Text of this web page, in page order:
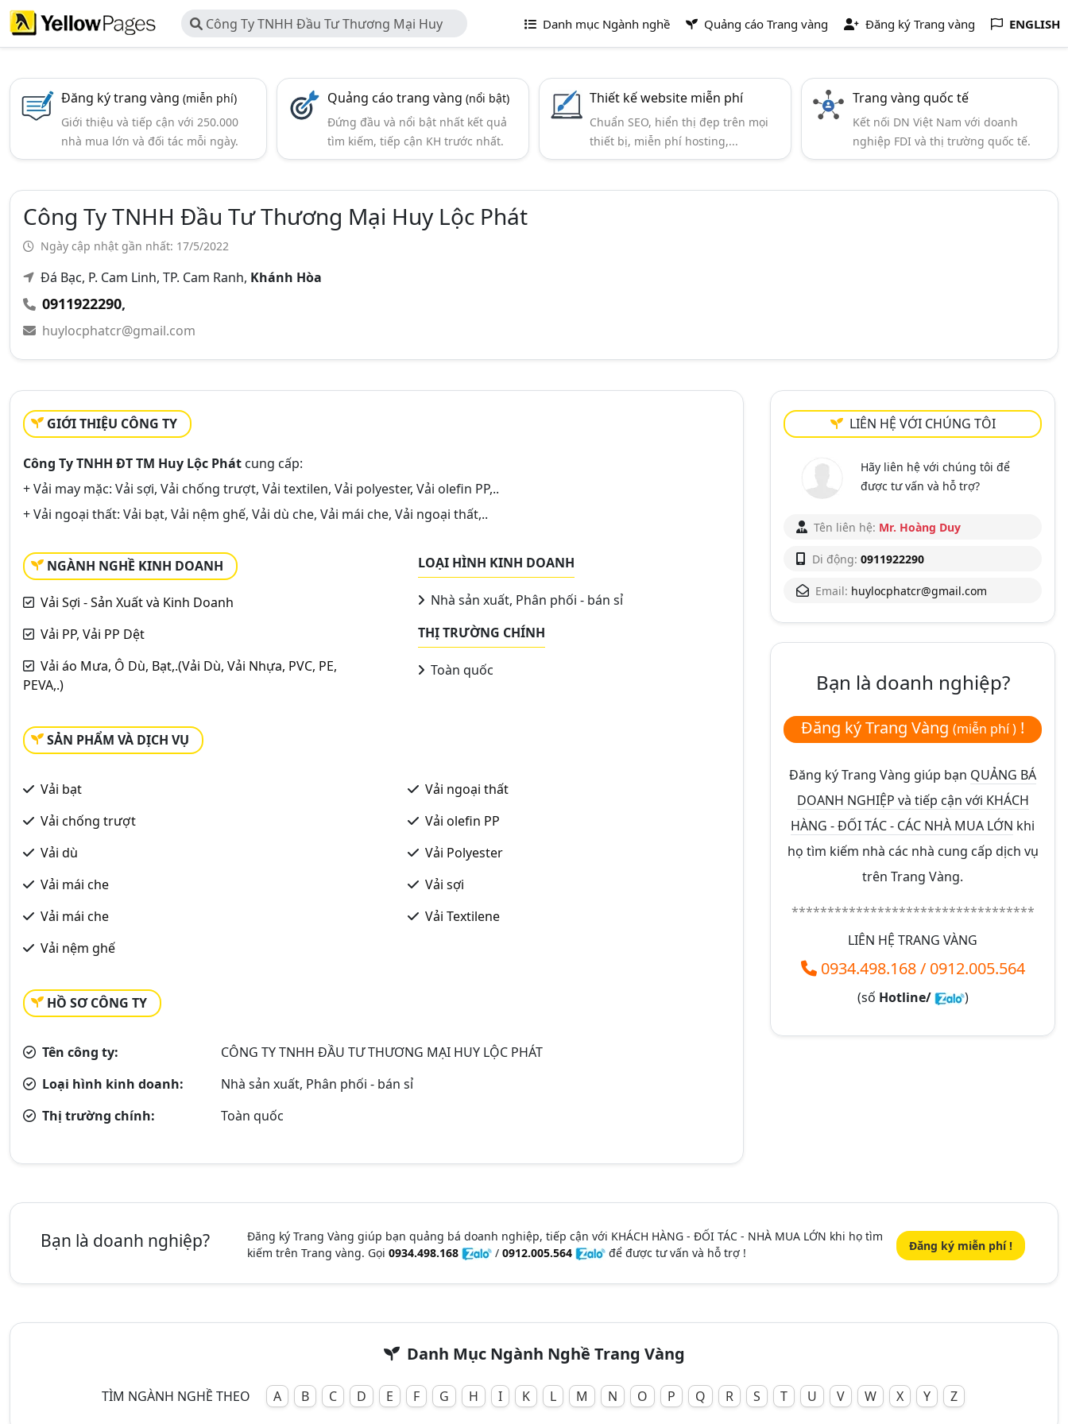
Công Ty TNHH Đầu Tư Thương Mại Huy
Lộc Phát
Danh mục Ngành nghề Quảng cáo Trang vàng Đăng ký Trang vàng ENGLISH
Đăng ký trang vàng (miễn phí)
Giới thiệu và tiếp cận với 250.000
nhà mua lớn và đối tác mỗi ngày.
Quảng cáo trang vàng(nổi bật)
Đứng đầu và nổi bật nhất kết quả
tìm kiếm, tiếp cận KH trước nhất.
Thiết kế website miễn phí
Chuẩn SEO, hiển thị đẹp trên mọi
thiết bị, miễn phí hosting,...
Trang vàng quốc tế
Kết nối DN Việt Nam với doanh
nghiệp FDI và thị trường quốc tế.
Công Ty TNHH Đầu Tư Thương Mại Huy Lộc Phát
Ngày cập nhật gần nhất: 17/5/2022
Đá Bạc, P. Cam Linh, TP. Cam Ranh, Khánh Hòa
0911922290,
huylocphatcr@gmail.com
GIỚI THIỆU CÔNG TY
Công Ty TNHH ĐT TM Huy Lộc Phát cung cấp:
+ Vải may mặc: Vải sợi, Vải chống trượt, Vải textilen, Vải polyester, Vải olefin PP,..
+ Vải ngoại thất: Vải bạt, Vải nệm ghế, Vải dù che, Vải mái che, Vải ngoại thất,..
NGÀNH NGHỀ KINH DOANH
Vải Sợi - Sản Xuất và Kinh Doanh
Vải PP, Vải PP Dệt
Vải áo Mưa, Ô Dù, Bạt,.(Vải Dù, Vải Nhựa, PVC, PE,
PEVA,.)
LOẠI HÌNH KINH DOANH
Nhà sản xuất, Phân phối - bán sỉ
THỊ TRƯỜNG CHÍNH
Toàn quốc
SẢN PHẨM VÀ DỊCH VỤ
Vải bạt
Vải chống trượt
Vải dù
Vải mái che
Vải mái che
Vải nệm ghế
Vải ngoại thất
Vải olefin PP
Vải Polyester
Vải sợi
Vải Textilene
HỒ SƠ CÔNG TY
Tên công ty:
CÔNG TY TNHH ĐẦU TƯ THƯƠNG MẠI HUY LỘC PHÁT
Loại hình kinh doanh:
Nhà sản xuất, Phân phối - bán sỉ
Thị trường chính:
Toàn quốc
LIÊN HỆ VỚI CHÚNG TÔI
Hãy liên hệ với chúng tôi để
được tư vấn và hỗ trợ?
Tên liên hệ: Mr. Hoàng Duy
Di động: 0911922290
Email: huylocphatcr@gmail.com
Bạn là doanh nghiệp?
Đăng ký Trang Vàng (miễn phí ) !
Đăng ký Trang Vàng giúp bạn QUẢNG BÁ
DOANH NGHIỆP và tiếp cận với KHÁCH
HÀNG - ĐỐI TÁC - CÁC NHÀ MUA LỚN khi
họ tìm kiếm nhà các nhà cung cấp dịch vụ
trên Trang Vàng.
**********************************
LIÊN HỆ TRANG VÀNG
0934.498.168/ 0912.005.564
(số Hotline/ )
Bạn là doanh nghiệp?
Đăng ký Trang Vàng giúp bạn quảng bá doanh nghiệp, tiếp cận với KHÁCH HÀNG - ĐỐI TÁC - NHÀ MUA LỚN khi họ tìm
kiếm trên Trang vàng. Gọi 0934.498.168 / 0912.005.564 để được tư vấn và hỗ trợ ! Đăng ký miễn phí !
Danh Mục Ngành Nghề Trang Vàng
TÌM NGÀNH NGHỀ THEO A B C D E F G H I K L M N O P Q R S T U V W X Y Z